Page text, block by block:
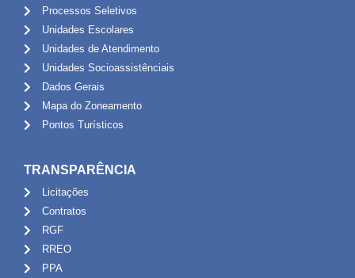
Processos Seletivos
Unidades Escolares
Unidades de Atendimento
Unidades Socioassistênciais
Dados Gerais
Mapa do Zoneamento
Pontos Turísticos
TRANSPARÊNCIA
Licitações
Contratos
RGF
RREO
PPA